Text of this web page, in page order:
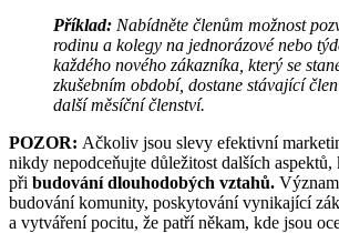
Příklad: Nabídněte členům možnost
rodinu a kolegy na jednorázové nebo
každého nového zákazníka, který se
zkušebním období, dostane stávající
další měsíční členství.
POZOR: Ačkoliv jsou slevy efektivní
nikdy nepodceňujte důležitost dalších
při budování dlouhodobých vztahů.
budování komunity, poskytování vynikající
a vytváření pocitu, že patří někam, kde jsou